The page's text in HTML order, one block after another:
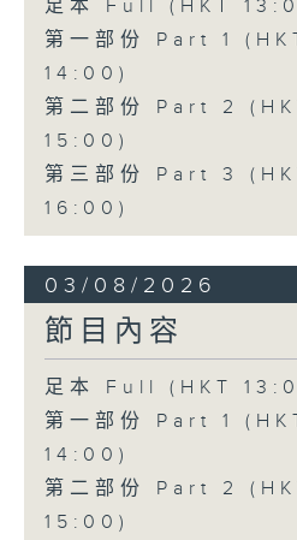
足本 Full (HKT
第一部份 Part 1
14:00)
第二部份 Part 2
15:00)
第三部份 Part 3
16:00)
03/08/2026
節目內容
足本 Full (HKT
第一部份 Part 1
14:00)
第二部份 Part 2
15:00)